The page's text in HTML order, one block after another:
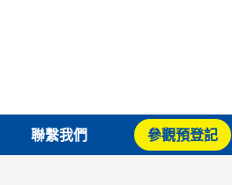
聯繫我們 參觀預登記